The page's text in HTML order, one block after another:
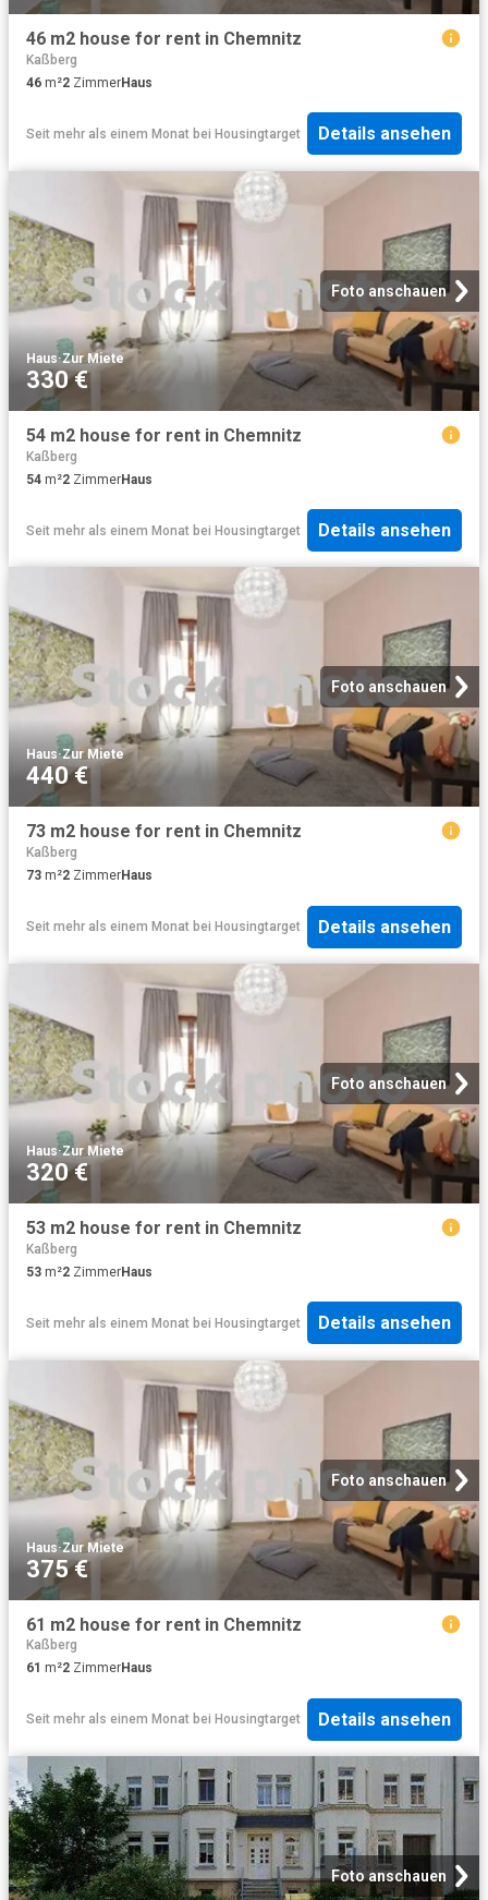
46 m2 house for rent in Chemnitz
Kaßberg
46 m²2 ZimmerHaus
Seit mehr als einem Monat bei Housingtarget Details ansehen
Foto anschauen
Haus·Zur Miete
330 €
54 m2 house for rent in Chemnitz
Kaßberg
54 m²2 ZimmerHaus
Seit mehr als einem Monat bei Housingtarget Details ansehen
Foto anschauen
Haus·Zur Miete
440 €
73 m2 house for rent in Chemnitz
Kaßberg
73 m²2 ZimmerHaus
Seit mehr als einem Monat bei Housingtarget Details ansehen
Foto anschauen
Haus·Zur Miete
320 €
53 m2 house for rent in Chemnitz
Kaßberg
53 m²2 ZimmerHaus
Seit mehr als einem Monat bei Housingtarget Details ansehen
Foto anschauen
Haus·Zur Miete
375 €
61 m2 house for rent in Chemnitz
Kaßberg
61 m²2 ZimmerHaus
Seit mehr als einem Monat bei Housingtarget Details ansehen
Foto anschauen